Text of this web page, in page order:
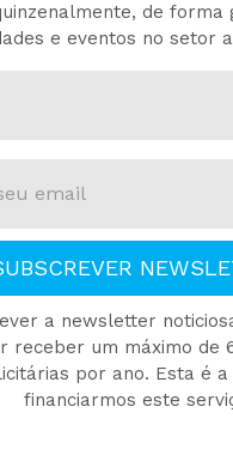
de forma
e eventos no setor
a newsletter
receber um máximo de
por ano. Esta é
financiarmos este